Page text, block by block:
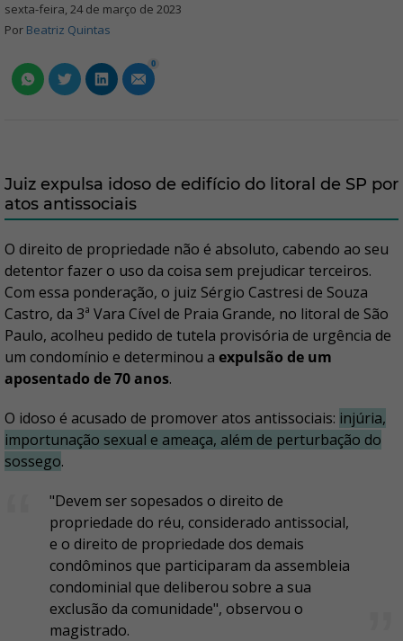
sexta-feira, 24 de março de 2023
Por Beatriz Quintas
0
Juiz expulsa idoso de edifício do litoral de SP por
atos antissociais
O direito de propriedade não é absoluto, cabendo ao seu
detentor fazer o uso da coisa sem prejudicar terceiros.
Com essa ponderação, o juiz Sérgio Castresi de Souza
Castro, da 3ª Vara Cível de Praia Grande, no litoral de São
Paulo, acolheu pedido de tutela provisória de urgência de
um condomínio e determinou a expulsão de um
aposentado de 70 anos.
O idoso é acusado de promover atos antissociais: injúria,
importunação sexual e ameaça, além de perturbação do
sossego.
"Devem ser sopesados o direito de
propriedade do réu, considerado antissocial,
e o direito de propriedade dos demais
condôminos que participaram da assembleia
condominial que deliberou sobre a sua
exclusão da comunidade", observou o
magistrado.